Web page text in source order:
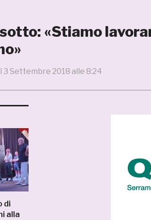
«Stiamo
3 Settembre 2018 alle 8:24
di
alla